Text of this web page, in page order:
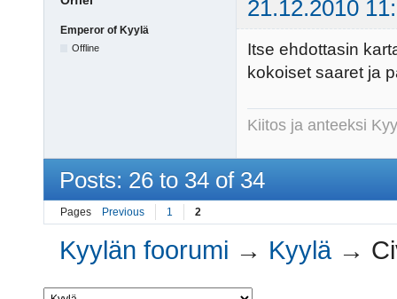
21.12.2010
Emperor of Kyylä
Offline
Itse ehdottasin
kokoiset saaret ja
Kiitos ja anteeksi
Posts: 26 to 34 of 34
Pages Previous 1 2
Kyylän foorumi → Kyylä →